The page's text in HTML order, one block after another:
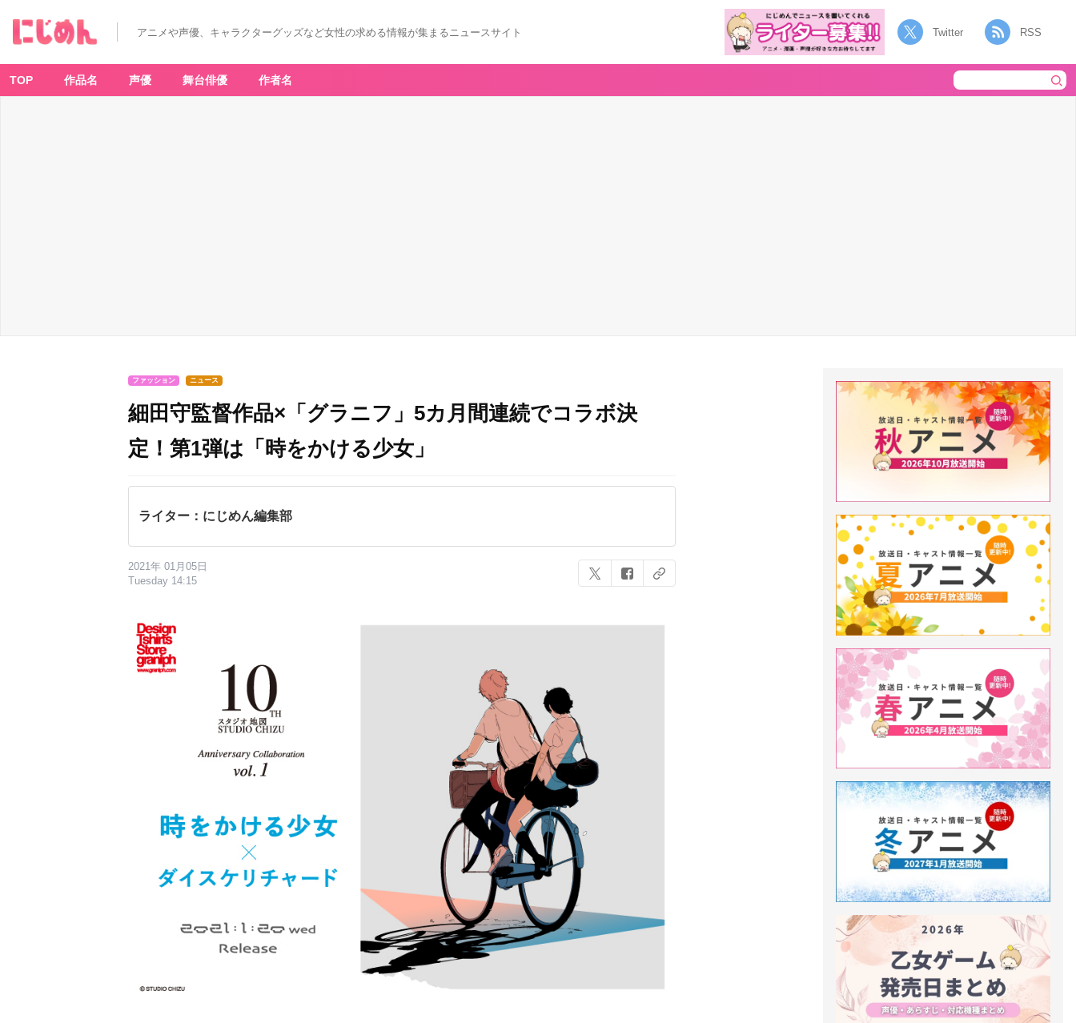
アニメや声優、キャラクターグッズなど女性の求める情報が集まるニュースサイト Twitter RSS
TOP 作品名 声優 舞台俳優 作者名
ファッション ニュース
細田守監督作品×「グラニフ」5カ月間連続でコラボ決
定！第1弾は「時をかける少女」
ライター：にじめん編集部
2021年 01月05日
Tuesday 14:15